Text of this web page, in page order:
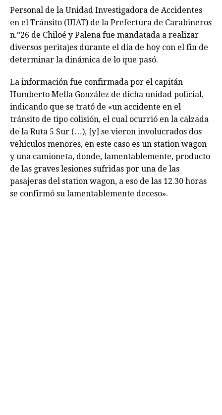
Personal de la Unidad Investigadora de Accidentes
en el Tránsito (UIAT) de la Prefectura de Carabineros
n.°26 de Chiloé y Palena fue mandatada a realizar
diversos peritajes durante el día de hoy con el fin de
determinar la dinámica de lo que pasó.
La información fue confirmada por el capitán
Humberto Mella González de dicha unidad policial,
indicando que se trató de «un accidente en el
tránsito de tipo colisión, el cual ocurrió en la calzada
de la Ruta 5 Sur (…), [y] se vieron involucrados dos
vehículos menores, en este caso es un station wagon
y una camioneta, donde, lamentablemente, producto
de las graves lesiones sufridas por una de las
pasajeras del station wagon, a eso de las 12.30 horas
se confirmó su lamentablemente deceso».